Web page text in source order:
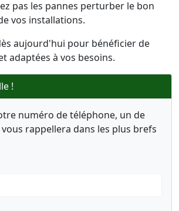
pas les pannes perturber le bon
vos installations.
aujourd'hui pour bénéficier de
adaptées à vos besoins.
!
numéro de téléphone, un de
rappellera dans les plus brefs